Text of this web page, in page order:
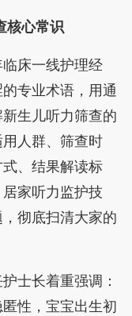
核心常识
床一线护理经
专业术语，用通
生儿听力筛查的
人群、筛查时
、结果解读标
家听力监护技
彻底扫清大家的
士长着重强调：
性，宝宝出生初